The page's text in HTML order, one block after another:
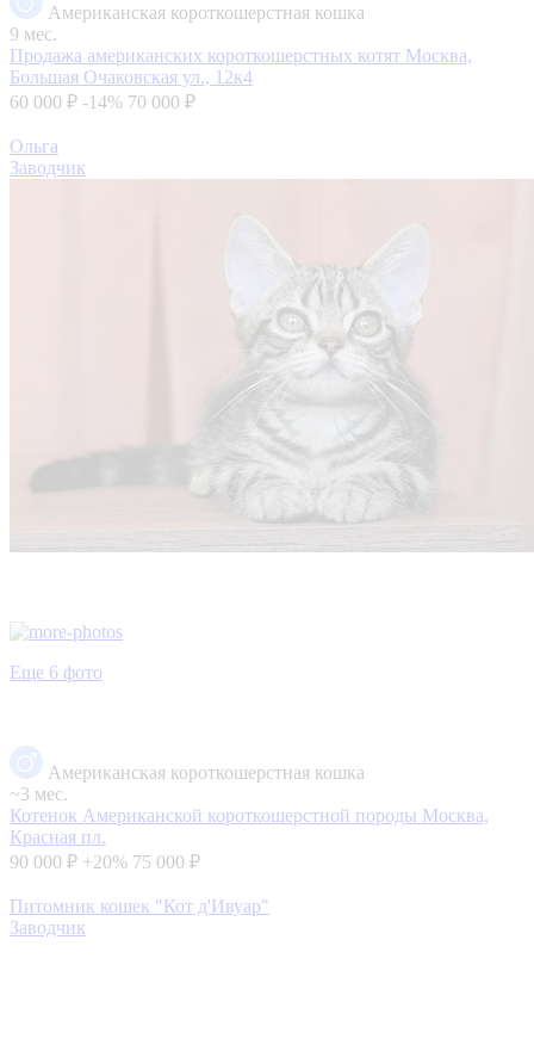
Американская короткошерстная кошка
9 мес.
Продажа американских короткошерстных котят Москва,
Большая Очаковская ул., 12к4
60 000 ₽ -14% 70 000 ₽
Ольга
Заводчик
Еще 6 фото
Американская короткошерстная кошка
~3 мес.
Котенок Американской короткошерстной породы Москва,
Красная пл.
90 000 ₽ +20% 75 000 ₽
Питомник кошек "Кот д'Ивуар"
Заводчик